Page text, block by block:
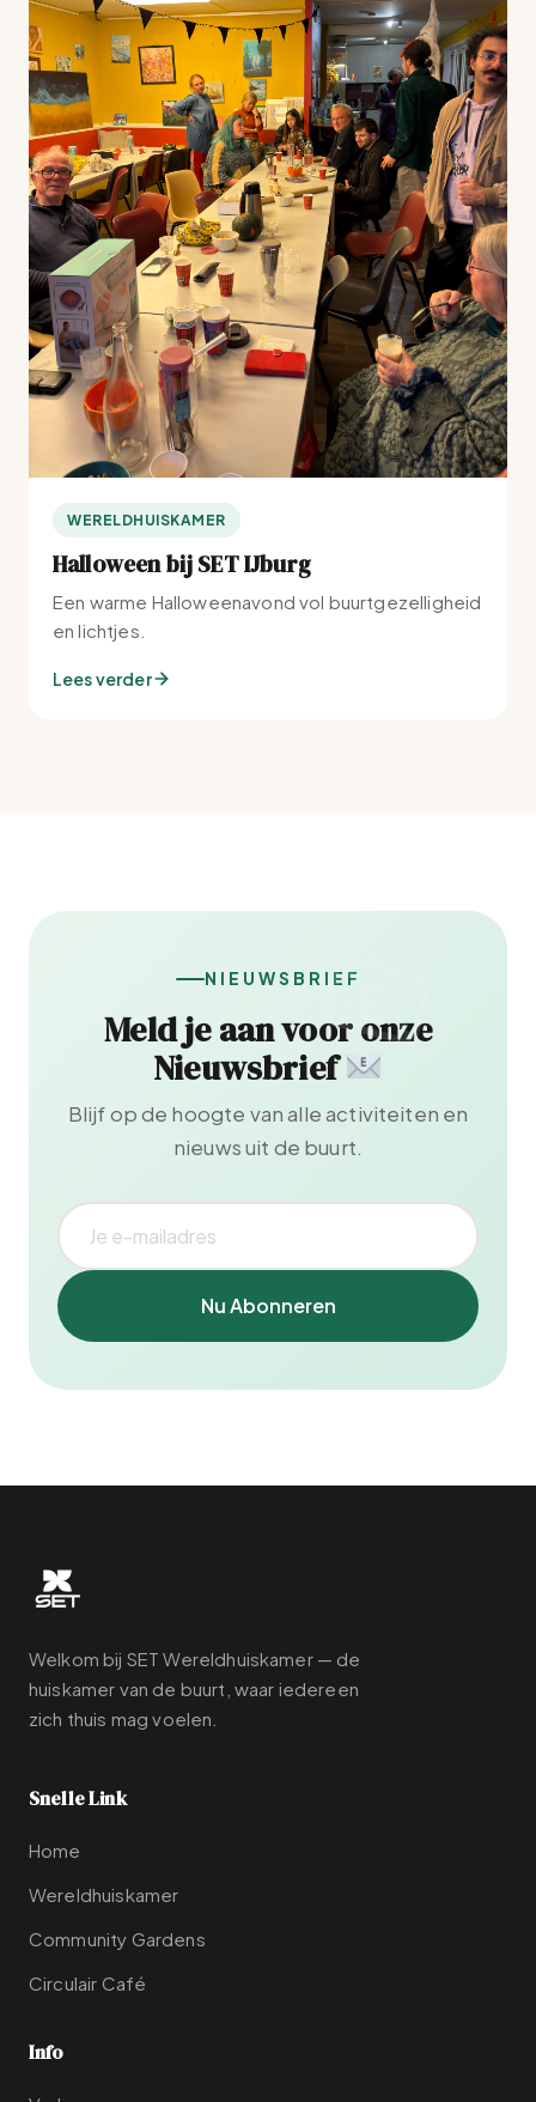
WERELDHUISKAMER
Halloween bij SET IJburg
Een warme Halloweenavond vol buurtgezelligheid
en lichtjes.
Lees verder
NIEUWSBRIEF
Meld je aan voor onze
Nieuwsbrief
Blijf op de hoogte van alle activiteiten en
nieuws uit de buurt.
Nu Abonneren
Welkom bij SET Wereldhuiskamer — de
huiskamer van de buurt, waar iedereen
zich thuis mag voelen.
Snelle Link
Home
Wereldhuiskamer
Community Gardens
Circulair Café
Info